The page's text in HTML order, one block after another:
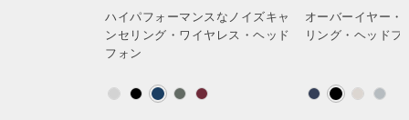
ハイパフォーマンスなノイズキャ
ンセリング・ワイヤレス・ヘッド
フォン
オーバーイヤー・
リング・ヘッドフ